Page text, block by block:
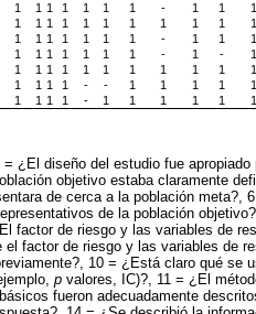
1 1 1 1 1 1 1 - 1 1 1
1 1 1 1 1 1 1 1 1 1 1
1 1 1 1 1 1 1 - 1 1 1
1 1 1 1 1 1 1 - 1 - 1
1 1 1 1 1 1 1 1 1 1 1
1 1 1 1 - - 1 1 1 1 1
1 1 1 1 - 1 1 1 1 1 1
¿El diseño del estudio fue apropiado
objetivo estaba claramente
de cerca a la población meta?,
de la población
factor de riesgo y las variables de
factor de riesgo y las variables de
10 = ¿Está claro qué se
p valores, IC)?, 11 = ¿El
fueron adecuadamente